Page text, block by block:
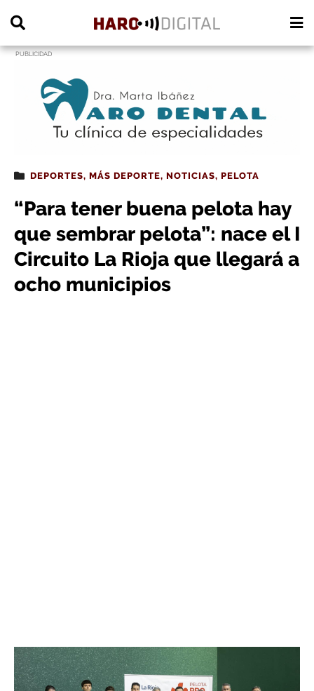
PUBLICIDAD
DEPORTES, MÁS DEPORTE, NOTICIAS, PELOTA
“Para tener buena pelota hay
que sembrar pelota”: nace el I
Circuito La Rioja que llegará a
ocho municipios